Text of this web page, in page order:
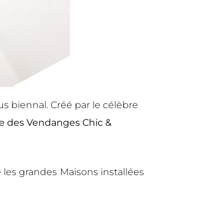
biennal. Créé par le célèbre
des Vendanges Chic &
grandes Maisons installées